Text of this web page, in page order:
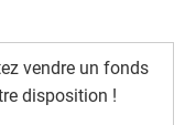
vendre un fonds
disposition !